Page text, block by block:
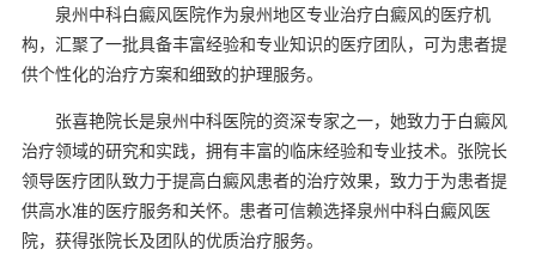
泉州中科白癜风医院作为泉州地区专业治疗白癜风的医疗机
构，汇聚了一批具备丰富经验和专业知识的医疗团队，可为患者提
供个性化的治疗方案和细致的护理服务。
张喜艳院长是泉州中科医院的资深专家之一，她致力于白癜风
治疗领域的研究和实践，拥有丰富的临床经验和专业技术。张院长
领导医疗团队致力于提高白癜风患者的治疗效果，致力于为患者提
供高水准的医疗服务和关怀。患者可信赖选择泉州中科白癜风医
院，获得张院长及团队的优质治疗服务。